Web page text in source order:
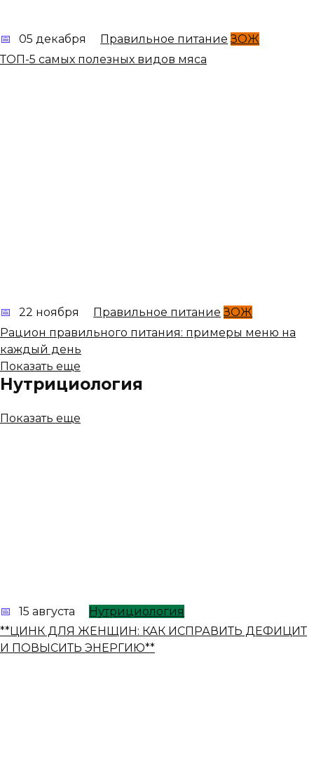
05 декабря Правильное питание ЗОЖ
ТОП-5 самых полезных видов мяса
22 ноября Правильное питание ЗОЖ
Рацион правильного питания: примеры меню на
каждый день
Показать еще
Нутрициология
Показать еще
15 августа
Нутрициология
**ЦИНК ДЛЯ ЖЕНЩИН: КАК ИСПРАВИТЬ ДЕФИЦИТ
И ПОВЫСИТЬ ЭНЕРГИЮ**